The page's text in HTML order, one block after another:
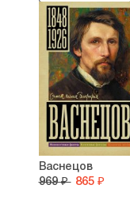
Васнецов
969 ₽ 865 ₽